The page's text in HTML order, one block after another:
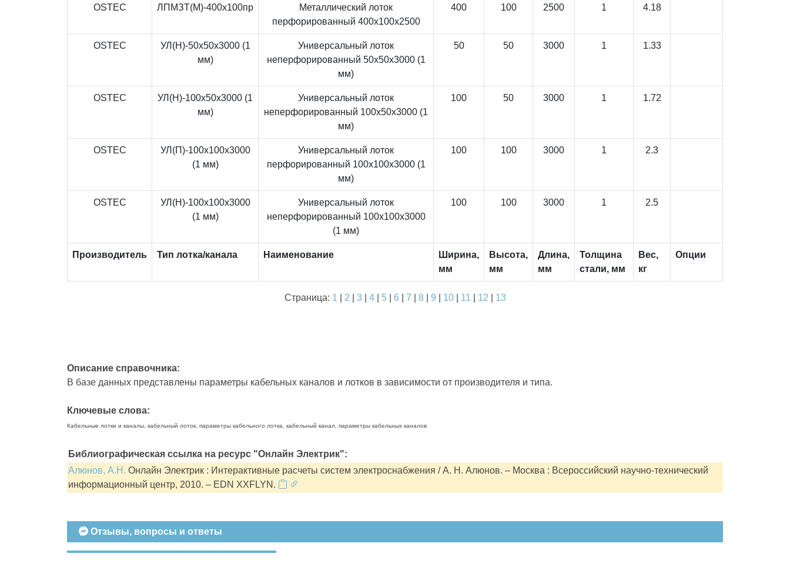
OSTEC ЛПМЗТ(М)-400x100пр
Металлический лоток
перфорированный 400x100x2500
400 100 2500 1 4.18
OSTEC
УЛ(Н)-50x50x3000 (1
мм)
Универсальный лоток
неперфорированный 50x50x3000 (1
мм)
50 50 3000 1 1.33
OSTEC
УЛ(Н)-100x50x3000 (1
мм)
Универсальный лоток
неперфорированный 100x50x3000 (1
мм)
100 50 3000 1 1.72
OSTEC
УЛ(П)-100x100x3000
(1 мм)
Универсальный лоток
перфорированный 100x100x3000 (1
мм)
100 100 3000 1 2.3
OSTEC
УЛ(Н)-100x100x3000
(1 мм)
Универсальный лоток
неперфорированный 100x100x3000
(1 мм)
100 100 3000 1 2.5
Производитель Тип лотка/канала Наименование
Ширина,
мм
Высота,
мм
Длина,
мм
Толщина
стали, мм
Вес,
кг
Опции
Страница: 1 2 3| 4| 5| 6 7 8| 9 10| 11 12 13
Описание справочника:
В базе данных представлены параметры кабельных каналов и лотков в зависимости от производителя и типа.
Ключевые слова:
Кабельные лотки и каналы, кабельный лоток, параметры кабельного лотка, кабельный канал, параметры кабельных каналов
Библиографическая ссылка на ресурс "Онлайн Электрик":
Алюнов, А.Н. Онлайн Электрик : Интерактивные расчеты систем электроснабжения / А. Н. Алюнов. – Москва : Всероссийский научно-технический
информационный центр, 2010. – EDN XXFLYN.
Отзывы, вопросы и ответы